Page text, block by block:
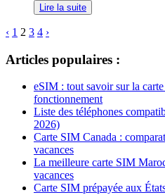
Lire la suite
‹ 1 2 3 4 ›
Articles populaires :
eSIM : tout savoir sur la
fonctionnement
Liste des téléphones
2026)
Carte SIM Canada :
vacances
La meilleure carte SIM
vacances
Carte SIM prépayée aux